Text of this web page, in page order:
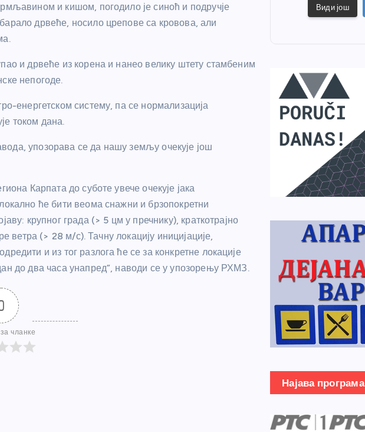
и кишом, погодило је синоћ и подручје
дрвеће, носило црепове са кровова, али
и дрвеће из корена и нанео велику штету стамбеним
непогоде.
енергетском систему, па се нормализација
током дана.
упозорава се да нашу земљу очекује још
Карпата до суботе увече очекује јака
ће бити веома снажни и брзопокретни
крупног града (> 5 цм у пречнику), краткотрајно
ветра (> 28 м/с). Тачну локацију иницијације,
и из тог разлога ће се за конкретне локације
до два часа унапред”, наводи се у упозорењу РХМЗ.
чланке
Види још
Најава програма